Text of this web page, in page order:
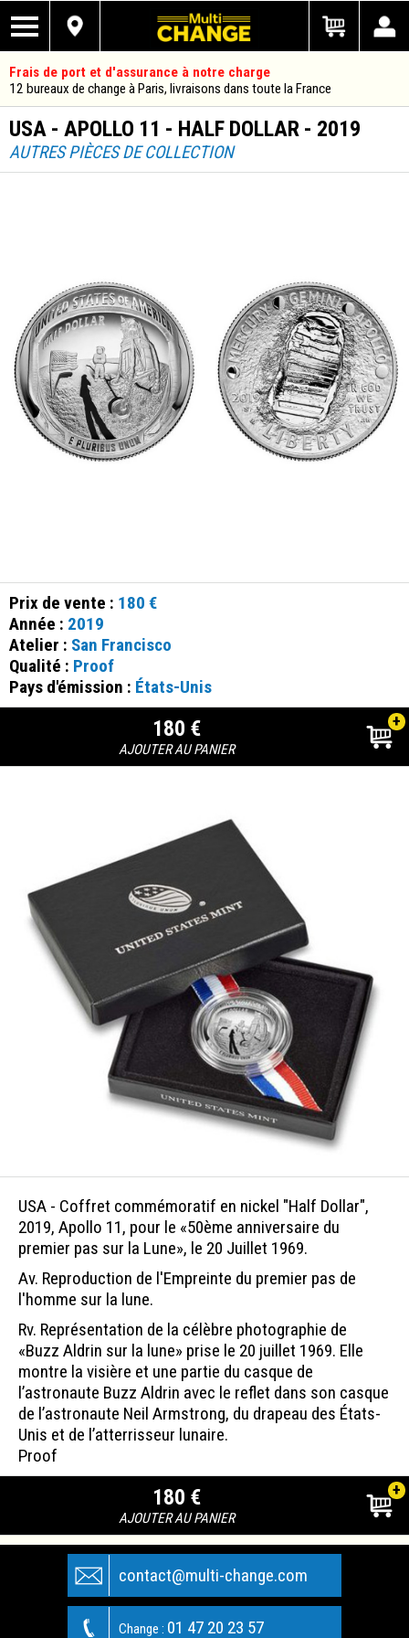
Frais de port et d'assurance à notre charge
12 bureaux de change à Paris, livraisons dans toute la France
USA - APOLLO 11 - HALF DOLLAR - 2019
AUTRES PIÈCES DE COLLECTION
Prix de vente : 180 €
Année : 2019
Atelier : San Francisco
Qualité : Proof
Pays d'émission : États-Unis
180 €
AJOUTER AU PANIER
+
USA - Coffret commémoratif en nickel "Half Dollar",
2019, Apollo 11, pour le «50ème anniversaire du
premier pas sur la Lune», le 20 Juillet 1969.
Av. Reproduction de l'Empreinte du premier pas de
l'homme sur la lune.
Rv. Représentation de la célèbre photographie de
«Buzz Aldrin sur la lune» prise le 20 juillet 1969. Elle
montre la visière et une partie du casque de
l’astronaute Buzz Aldrin avec le reflet dans son casque
de l’astronaute Neil Armstrong, du drapeau des États-
Unis et de l’atterrisseur lunaire.
Proof
180 €
AJOUTER AU PANIER
+
contact@multi-change.com
Change : 01 47 20 23 57